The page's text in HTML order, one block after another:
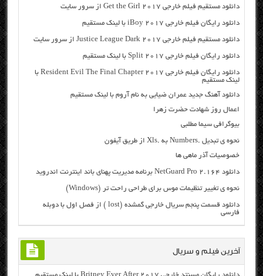
دانلود مستقیم فیلم خارجی Get the Girl 2017 از سرور سایت
دانلود رایگان فیلم خارجی iBoy 2017 با لینک مستقیم
دانلود مستقیم فیلم خارجی Justice League Dark 2017 از سرور سایت
دانلود رایگان فیلم خارجی Split 2017 با لینک مستقیم
دانلود رایگان فیلم خارجی Resident Evil The Final Chapter 2017 با
لینک مستقیم
دانلود آهنگ جدید عمران ضیایی به نام آروم با لینک مستقیم
اعمال روز شهادت حضرت زهرا
بیوگرافی سیما مطلبی
نحوه ی تبدیل .Numbers به .Xls از طریق آیفون
خصوصیات آذر ماهی ها
دانلود NetGuard Pro 2.164 برنامه مدیریت پهنای باند اینترنت اندروید
نحوه ی تغییر تنظیمات موس برای طراحی راحت تر (Windows)
دانلود قسمت پنجم سریال خارجی گمشده (lost ) از فصل اول با دوبله
فارسی
آخرین فیلم و سریال